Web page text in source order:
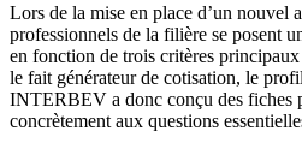
Lors de la mise en place d’un nouvel
professionnels de la filière se posent
en fonction de trois critères principaux
le fait générateur de cotisation, le
INTERBEV a donc conçu des fiches
concrètement aux questions